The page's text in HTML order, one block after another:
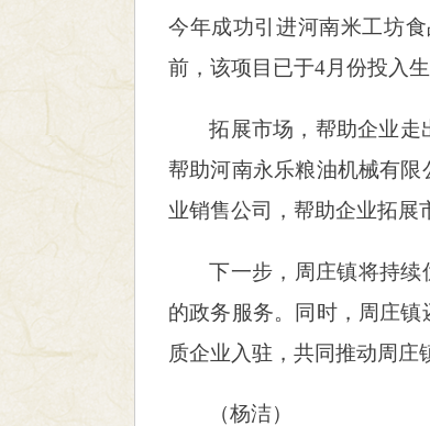
今年成功引进河南米工坊
前，该项目已于4月份投入生
拓展市场，帮助企业走
帮助河南永乐粮油机械有
业销售公司，帮助企业拓展
下一步，周庄镇将持续
的政务服务。同时，周庄
质企业入驻，共同推动周庄
（杨洁）